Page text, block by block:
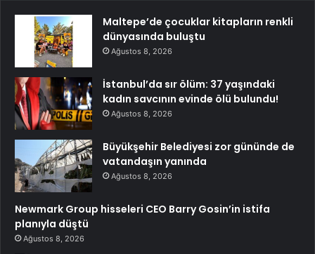
Maltepe’de çocuklar kitapların renkli
dünyasında buluştu
Ağustos 8, 2026
İstanbul’da sır ölüm: 37 yaşındaki
kadın savcının evinde ölü bulundu!
Ağustos 8, 2026
Büyükşehir Belediyesi zor gününde de
vatandaşın yanında
Ağustos 8, 2026
Newmark Group hisseleri CEO Barry Gosin’in istifa
planıyla düştü
Ağustos 8, 2026